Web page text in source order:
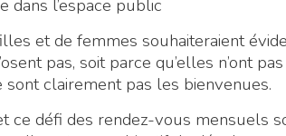
l’espace public
et de femmes souhaiteraient
pas, soit parce qu’elles n’ont
sont clairement pas les bienvenues.
ce défi des rendez-vous mensuels